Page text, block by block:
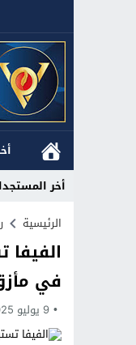
أخر
الرئيسية
الفيفا
في
9 يوليو 2025